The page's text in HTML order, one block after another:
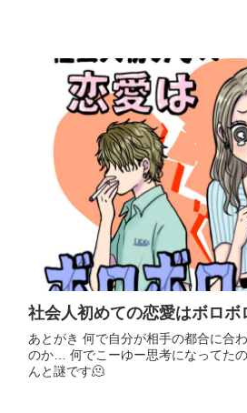
社会人初めての恋愛はボロボ
あとがき 何で自分が相手の都合に合
のか… 何でこーゆー思考になってた
んと謎です🫠